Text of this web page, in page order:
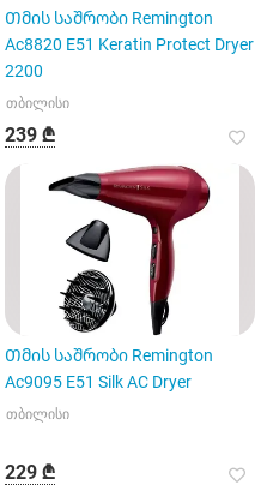
Თმის საშრობი Remington
Ac8820 E51 Keratin Protect Dryer
2200
თბილისი
239 ₾
Თმის საშრობი Remington
Ac9095 E51 Silk AC Dryer
თბილისი
229 ₾